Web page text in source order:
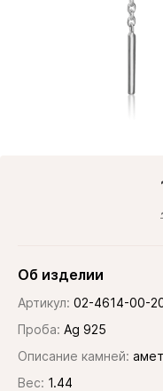
Об изделии
Артикул: 02-4614-00-
Проба: Ag 925
Описание камней:
Вес: 1.44